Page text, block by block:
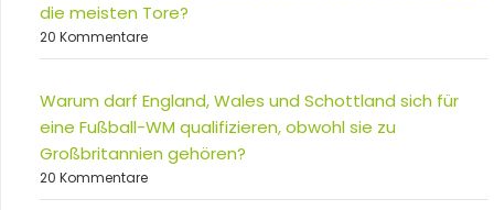
die meisten Tore?
20 Kommentare
Warum darf England, Wales und Schottland sich für
eine Fußball-WM qualifizieren, obwohl sie zu
Großbritannien gehören?
20 Kommentare